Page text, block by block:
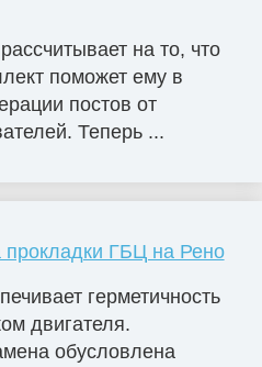
на то, что
поможет ему в
постов от
Теперь ...
прокладки ГБЦ на Рено
герметичность
двигателя.
обусловлена